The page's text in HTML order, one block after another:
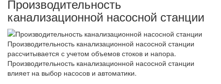
Производительность
канализационной насосной станции
Производительность канализационной насосной станции
рассчитывается с учетом объемов стоков и напора.
Производительность канализационной насосной станции
влияет на выбор насосов и автоматики.